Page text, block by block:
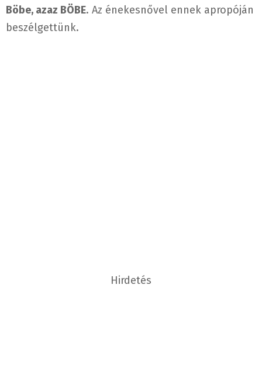
Böbe, azaz BÖBE. Az énekesnővel ennek apropóján
beszélgettünk.
Hirdetés